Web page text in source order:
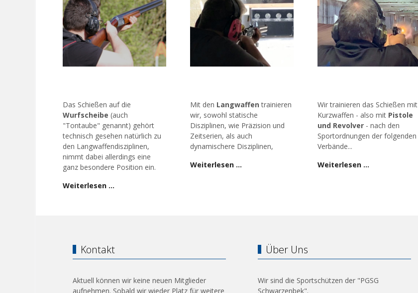
Das Schießen auf die
Wurfscheibe (auch
"Tontaube" genannt) gehört
technisch gesehen natürlich zu
den Langwaffendisziplinen,
nimmt dabei allerdings eine
ganz besondere Position ein.
Weiterlesen …
Mit den Langwaffen trainieren
wir, sowohl statische
Disziplinen, wie Präzision und
Zeitserien, als auch
dynamischere Disziplinen,
Weiterlesen …
Wir trainieren das Schießen mit
Kurzwaffen - also mit Pistole
und Revolver - nach den
Sportordnungen der folgenden
Verbände...
Weiterlesen …
Kontakt
Aktuell können wir keine neuen Mitglieder
aufnehmen. Sobald wir wieder Platz für weitere
Über Uns
Wir sind die Sportschützen der "PGSG
Schwarzenbek".